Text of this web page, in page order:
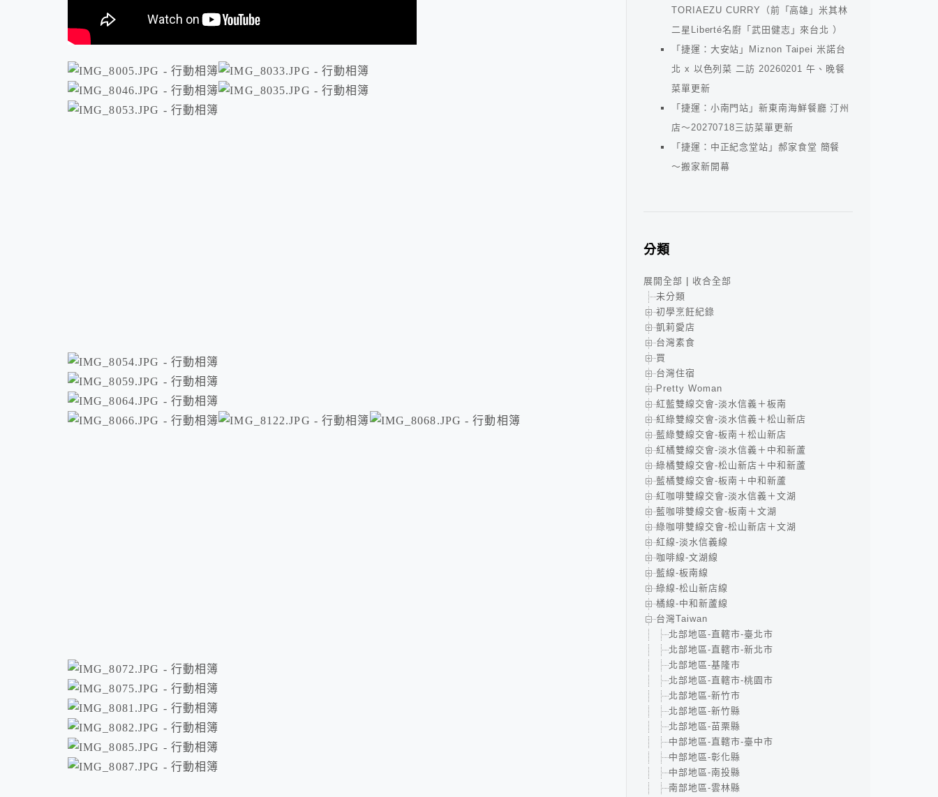
TORIAEZU CURRY（前「高雄」米其林
二星Liberté名廚「武田健志」來台北 ）
「捷運：大安站」Miznon Taipei 米諾台
北 x 以色列菜 二訪 20260201 午、晚餐
菜單更新
「捷運：小南門站」新東南海鮮餐廳 汀州
店～20270718三訪菜單更新
「捷運：中正紀念堂站」郝家食堂 簡餐
～搬家新開幕
分類
展開全部
收合全部
未分類
初學烹飪紀錄
凱莉愛店
台灣素食
買
台灣住宿
Pretty Woman
紅藍雙線交會-淡水信義＋板南
紅綠雙線交會-淡水信義＋松山新店
藍綠雙線交會-板南＋松山新店
紅橘雙線交會-淡水信義＋中和新蘆
綠橘雙線交會-松山新店＋中和新蘆
藍橘雙線交會-板南＋中和新蘆
紅咖啡雙線交會-淡水信義＋文湖
藍咖啡雙線交會-板南＋文湖
綠咖啡雙線交會-松山新店＋文湖
紅線-淡水信義線
咖啡線-文湖線
藍線-板南線
綠線-松山新店線
橘線-中和新蘆線
台灣Taiwan
北部地區-直轄市-臺北市
北部地區-直轄市-新北市
北部地區-基隆市
北部地區-直轄市-桃園市
北部地區-新竹市
北部地區-新竹縣
北部地區-苗栗縣
中部地區-直轄市-臺中市
中部地區-彰化縣
中部地區-南投縣
南部地區-雲林縣